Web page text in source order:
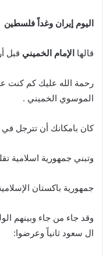
اليوم إيران وغداً فلسطين
قالها الإمام الخميني قبل
رحمة الله عليك كم كنت
الموسوي الخميني .
كان بامكانك أن تترجل
وتبني جمهورية اسلامية
جمهورية باكستان
وقد جاء من جاء وبينهم
ال سعود ثانياً وعرضوا: